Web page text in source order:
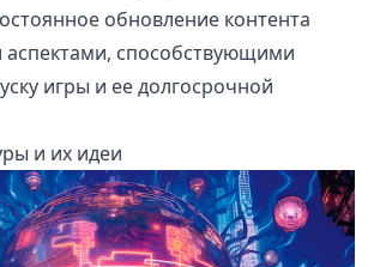
обновление контента
способствующими
игры и ее долгосрочной
и их идеи